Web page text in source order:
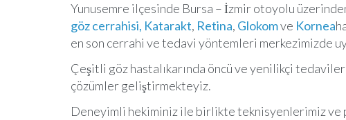
Yunusemre ilçesinde Bursa – İzmir otoyolu
göz cerrahisi, Katarakt, Retina, Glokomve Kornea
en son cerrahi ve tedavi yöntemleri merkezimizde
Çeşitli göz hastalıkarında öncü ve yenilikçi tedaviler
çözümler geliştirmekteyiz.
Deneyimli hekiminiz ile birlikte teknisyenlerimiz ve